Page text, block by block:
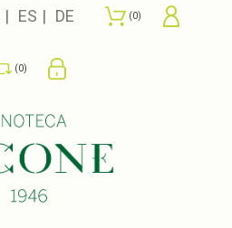
ES DE 0
0